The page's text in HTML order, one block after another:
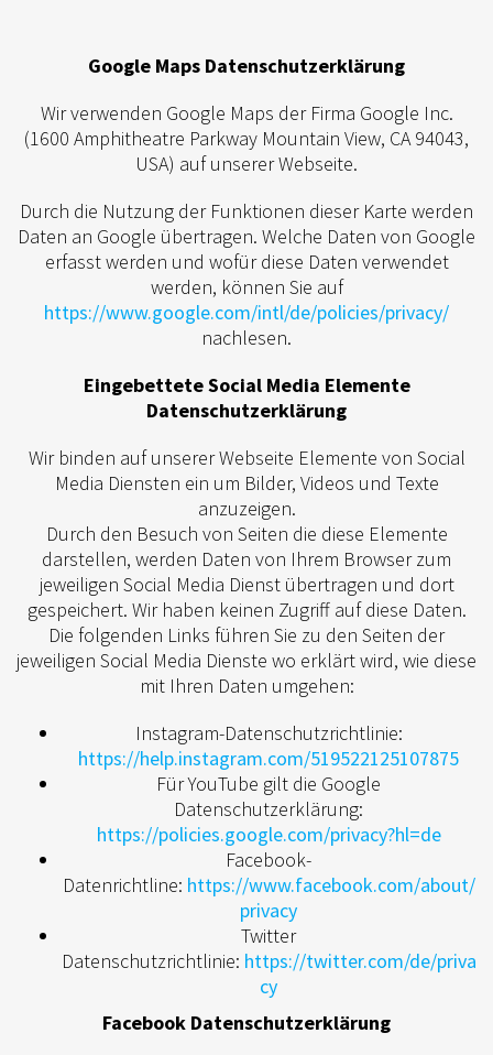
Google Maps Datenschutzerklärung
Wir verwenden Google Maps der Firma Google Inc.
(1600 Amphitheatre Parkway Mountain View, CA 94043,
USA) auf unserer Webseite.
Durch die Nutzung der Funktionen dieser Karte werden
Daten an Google übertragen. Welche Daten von Google
erfasst werden und wofür diese Daten verwendet
werden, können Sie auf
https://www.google.com/intl/de/policies/privacy/
nachlesen.
Eingebettete Social Media Elemente
Datenschutzerklärung
Wir binden auf unserer Webseite Elemente von Social
Media Diensten ein um Bilder, Videos und Texte
anzuzeigen.
Durch den Besuch von Seiten die diese Elemente
darstellen, werden Daten von Ihrem Browser zum
jeweiligen Social Media Dienst übertragen und dort
gespeichert. Wir haben keinen Zugriff auf diese Daten.
Die folgenden Links führen Sie zu den Seiten der
jeweiligen Social Media Dienste wo erklärt wird, wie diese
mit Ihren Daten umgehen:
Instagram-Datenschutzrichtlinie:
https://help.instagram.com/519522125107875
Für YouTube gilt die Google
Datenschutzerklärung:
https://policies.google.com/privacy?hl=de
Facebook-
Datenrichtline: https://www.facebook.com/about/
privacy
Twitter
Datenschutzrichtlinie: https://twitter.com/de/priva
cy
Facebook Datenschutzerklärung